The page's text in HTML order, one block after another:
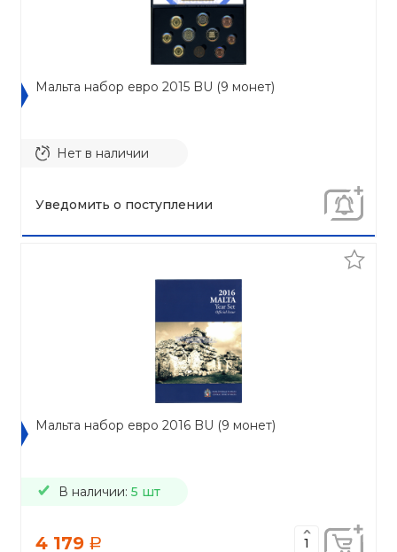
Мальта набор евро 2015 BU (9 монет)
Нет в наличии
Уведомить о поступлении
Мальта набор евро 2016 BU (9 монет)
В наличии: 5 шт
4 179 a